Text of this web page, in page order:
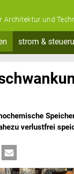
Architektur und
strom &
verlustfrei